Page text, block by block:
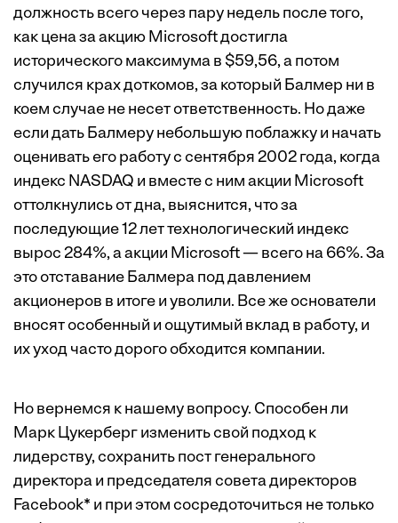
должность всего через пару недель после того,
как цена за акцию Microsoft достигла
исторического максимума в $59,56, а потом
случился крах доткомов, за который Балмер ни в
коем случае не несет ответственность. Но даже
если дать Балмеру небольшую поблажку и начать
оценивать его работу с сентября 2002 года, когда
индекс NASDAQ и вместе с ним акции Microsoft
оттолкнулись от дна, выяснится, что за
последующие 12 лет технологический индекс
вырос 284%, а акции Microsoft — всего на 66%. За
это отставание Балмера под давлением
акционеров в итоге и уволили. Все же основатели
вносят особенный и ощутимый вклад в работу, и
их уход часто дорого обходится компании.
Но вернемся к нашему вопросу. Способен ли
Марк Цукерберг изменить свой подход к
лидерству, сохранить пост генерального
директора и председателя совета директоров
Facebook* и при этом сосредоточиться не только